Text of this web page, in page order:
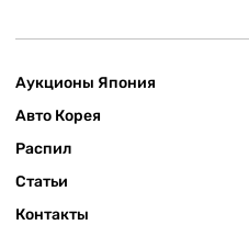
Аукционы Япония
Авто Корея
Распил
Статьи
Контакты